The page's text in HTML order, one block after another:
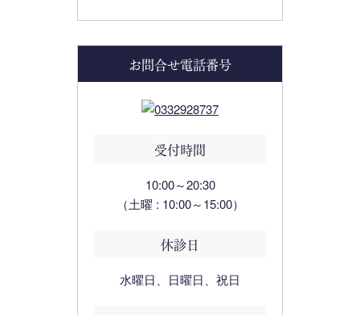
お問合せ電話番号
受付時間
10:00～20:30
（土曜 : 10:00～15:00）
休診日
水曜日、日曜日、祝日